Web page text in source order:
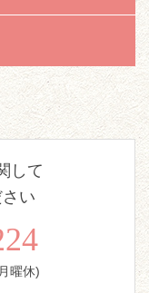
して
い
曜休)